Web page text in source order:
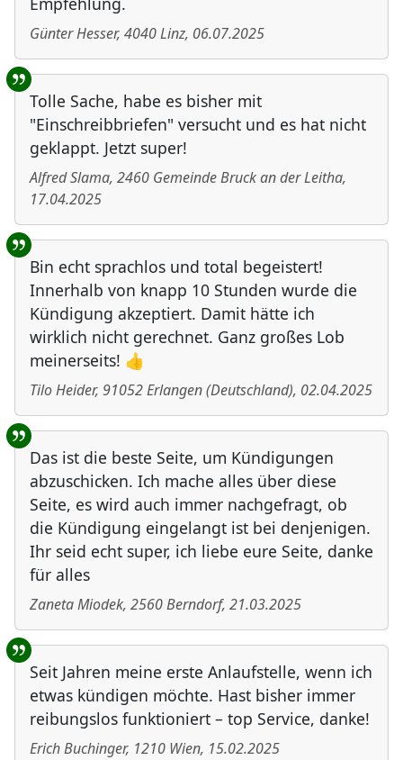
Günter Hesser, 4040Linz, 06.07.2025
Tolle Sache, habe es bisher mit
"Einschreibbriefen" versucht und es hat nicht
geklappt. Jetzt super!
Alfred Slama, 2460 Gemeinde Bruck an der Leitha,
17.04.2025
Bin echt sprachlos und total begeistert!
Innerhalb von knapp 10 Stunden wurde die
Kündigung akzeptiert. Damit hätte ich
wirklich nicht gerechnet. Ganz großes Lob
meinerseits! 👍
Tilo Heider, 91052Erlangen(Deutschland), 02.04.2025
Das ist die beste Seite, um Kündigungen
abzuschicken. Ich mache alles über diese
Seite, es wird auch immer nachgefragt, ob
die Kündigung eingelangt ist bei denjenigen.
Ihr seid echt super, ich liebe eure Seite, danke
für alles
Zaneta Miodek, 2560Berndorf, 21.03.2025
Seit Jahren meine erste Anlaufstelle, wenn ich
etwas kündigen möchte. Hast bisher immer
reibungslos funktioniert – top Service, danke!
Erich Buchinger, 1210 Wien, 15.02.2025